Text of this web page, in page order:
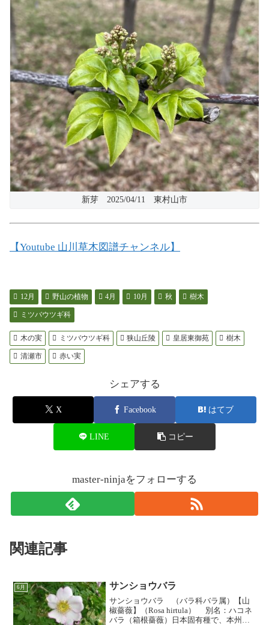
新芽 2025/04/11 東村山市
【Youtube 山川草木図譜チャンネル】
12月 野山の植物 4月 10月 秋 樹木
ミツバウツギ科
木の実 ミツバウツギ科 狭山丘陵 皇居東御苑 樹木
清瀬市 赤い実
シェアする
X Facebook はてブ
LINE コピー
master-ninjaをフォローする
関連記事
6月 サンショウバラ
サンショウバラ （バラ科バラ属）【山
椒薔薇】（Rosa hirtula） 別名：ハコネ
バラ（箱根薔薇）日本固有種で、本州の